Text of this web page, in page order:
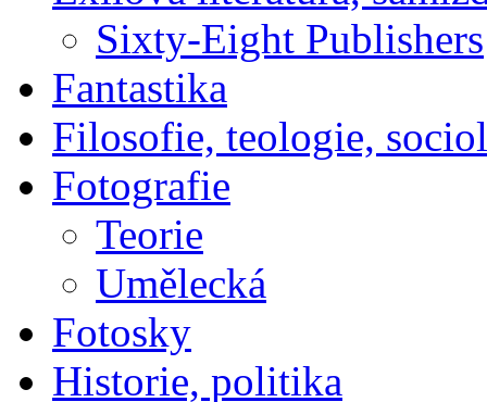
Sixty-Eight Publishers
Fantastika
Filosofie, teologie,
Fotografie
Teorie
Umělecká
Fotosky
Historie, politika